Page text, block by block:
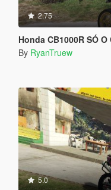
2.75
Honda CB1000R SÓ O CANO
By RyanTruew
5.0